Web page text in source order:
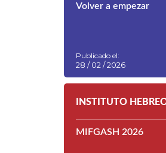
Publicado el:
28 / 02 / 2026